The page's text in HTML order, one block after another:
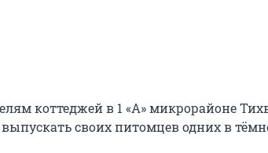
коттеджей в 1 «А» микрорайоне
своих питомцев одних в